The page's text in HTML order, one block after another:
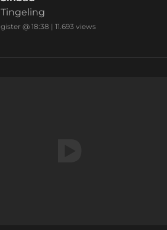
Tingeling
gister @ 18:38 | 11.693 views